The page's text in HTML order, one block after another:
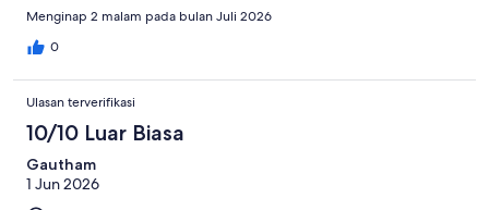
Menginap 2 malam pada bulan Juli 2026
0
Ulasan terverifikasi
10/10 Luar Biasa
Gautham
1 Jun 2026